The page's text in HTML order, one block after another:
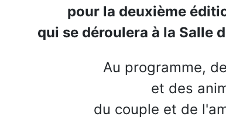
pour la deuxième
qui se déroulera à la Salle
Au programme,
et des
du couple et de